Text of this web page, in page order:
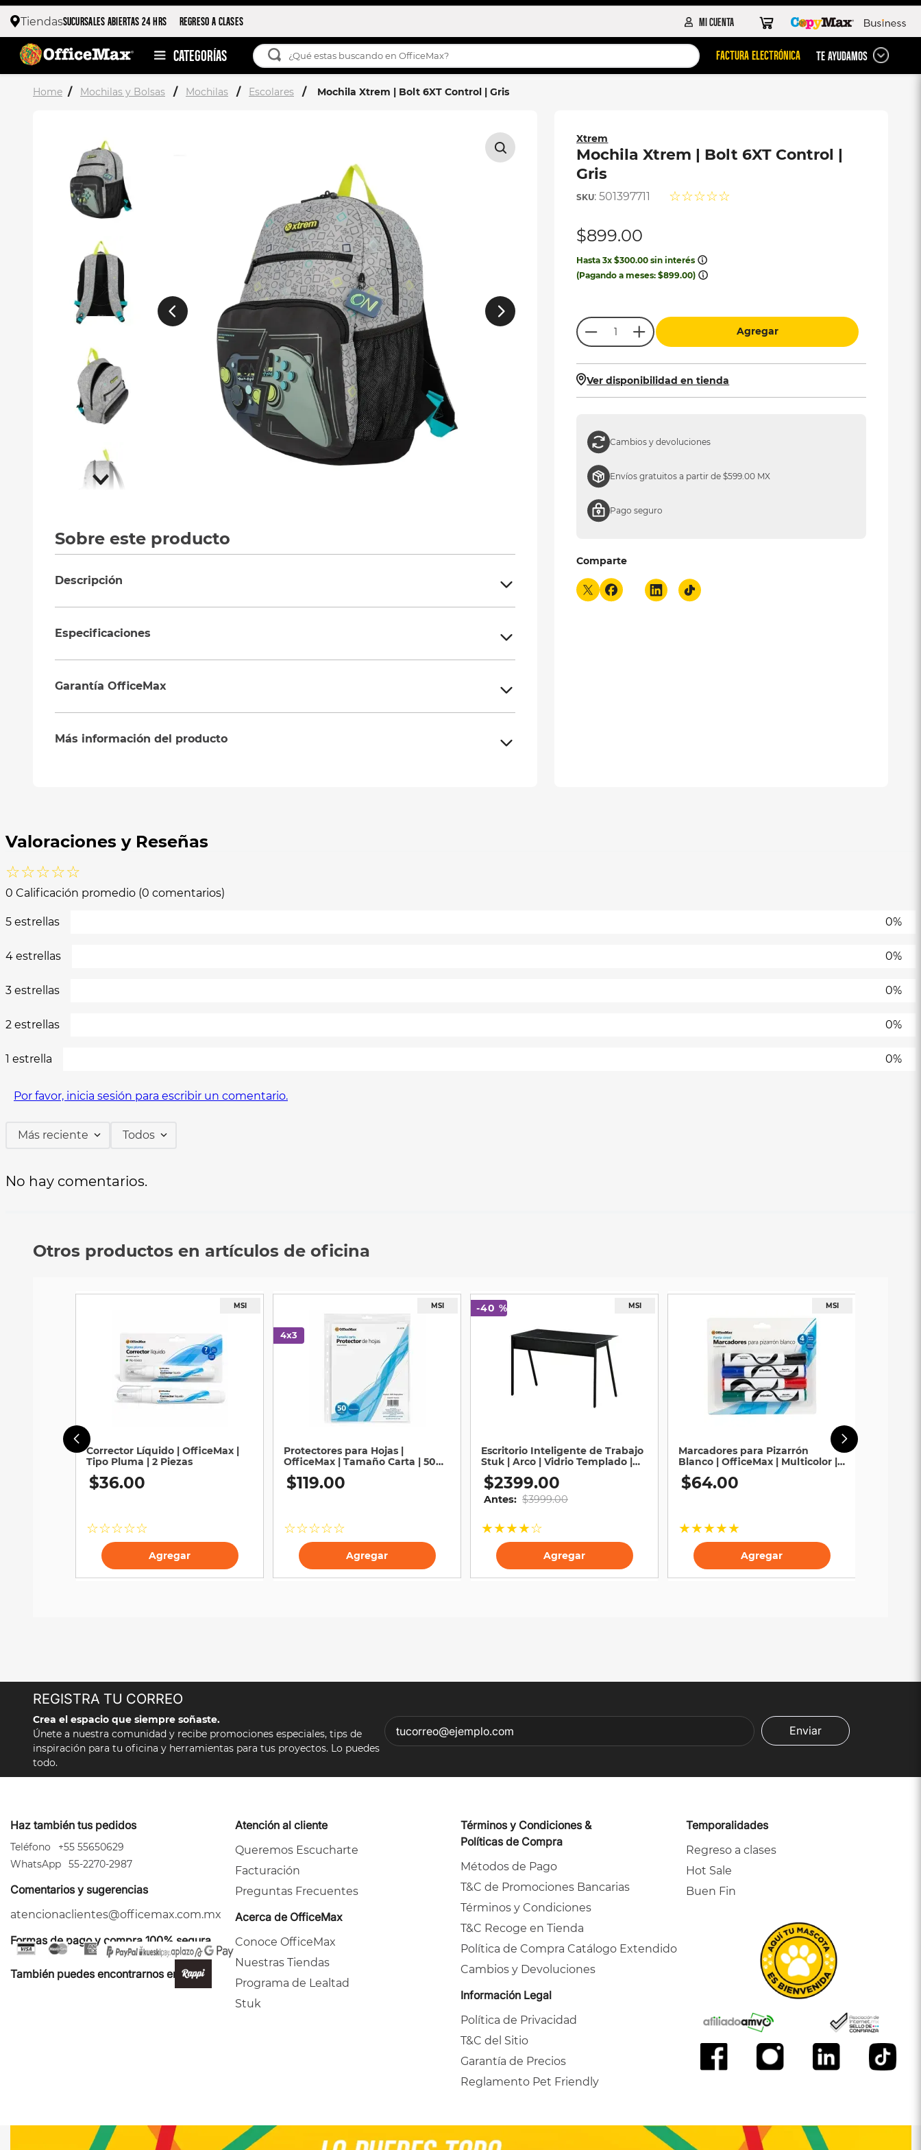
TiendasSUCURSALES ABIERTAS 24 HRS REGRESO A CLASES
¿Qué estas buscando en OfficeMax? FACTURA ELECTRÓNICA TE AYUDAMOS
Mochilas y Bolsas Mochilas Escolares Mochila Xtrem | Bolt 6XT Control | Gris
Sobre este producto
Descripción
Especificaciones
Garantía OfficeMax
Más información del producto
Xtrem
Mochila Xtrem | Bolt 6XT Control |
Gris
:501397711 ☆☆☆☆☆
$899.00
Hasta3x$300.00 sin interés
(Pagando a meses:$899.00)
Agregar
Ver disponibilidad en tienda
Cambios y devoluciones
Envíos gratuitos a partir de $599.00 MX
Pago seguro
Comparte
☆☆☆☆☆
0 Calificación promedio (0 comentarios)
5 estrellas 0%
4 estrellas 0%
3 estrellas 0%
2 estrellas 0%
1 estrella 0%
Por favor, inicia sesión para escribir un comentario.
Más reciente Todos
No hay comentarios.
Otros productos en artículos de oficina
Corrector Líquido | OfficeMax |
Tipo Pluma | 2 Piezas
$36.00
☆☆☆☆☆
Agregar
Protectores para Hojas |
OfficeMax | Tamaño Carta | 50
Piezas
$119.00
☆☆☆☆☆
Agregar
-40 %
Escritorio Inteligente de Trabajo
Stuk | Arco | Vidrio Templado |
Negro
Antes: $3999.00
$2399.00
★★★★☆
Agregar
Marcadores para Pizarrón
Blanco | OfficeMax | Multicolor |
4 Piezas
$64.00
★★★★★
Agregar
REGISTRA TU CORREO
Crea el espacio que siempre soñaste.
Únete a nuestra comunidad y recibe promociones especiales, tips de
inspiración para tu oficina y herramientas para tus proyectos. Lo puedes
todo.
Enviar
Haz también tus pedidos
Teléfono
+55 55650629
WhatsApp
55-2270-2987
Comentarios y sugerencias
atencionaclientes@officemax.com.mx
Formas de pago y compra 100% segura
También puedes encontrarnos en:
Atención al cliente
Queremos Escucharte
Facturación
Preguntas Frecuentes
Acerca de OfficeMax
Conoce OfficeMax
Nuestras Tiendas
Programa de Lealtad
Stuk
Términos y Condiciones &
Políticas de Compra
Métodos de Pago
T&C de Promociones Bancarias
Términos y Condiciones
T&C Recoge en Tienda
Política de Compra Catálogo Extendido
Cambios y Devoluciones
Información Legal
Política de Privacidad
T&C del Sitio
Garantía de Precios
Reglamento Pet Friendly
Temporalidades
Regreso a clases
Hot Sale
Buen Fin
mochilas
6.
stuk
7.
mochila
8.
carpeta
9.
carpetas